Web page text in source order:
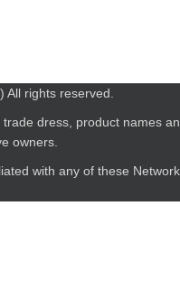
) All rights reserved.
dress, product names
owners.
with any of these